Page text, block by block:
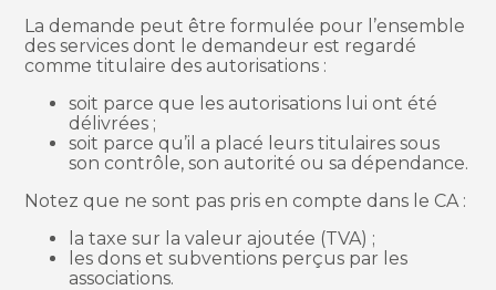
La demande peut être formulée pour l’ensemble
des services dont le demandeur est regardé
comme titulaire des autorisations :
soit parce que les autorisations lui ont été
délivrées ;
soit parce qu’il a placé leurs titulaires sous
son contrôle, son autorité ou sa dépendance.
Notez que ne sont pas pris en compte dans le CA :
la taxe sur la valeur ajoutée (TVA) ;
les dons et subventions perçus par les
associations.